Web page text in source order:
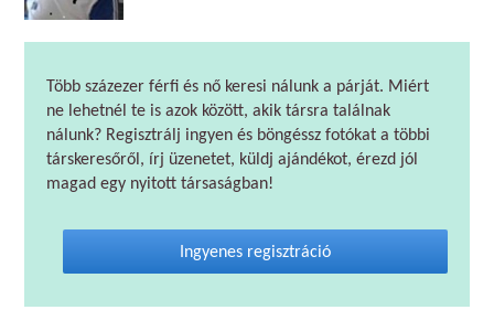
Több százezer férfi és nő keresi nálunk a párját. Miért
ne lehetnél te is azok között, akik társra találnak
nálunk? Regisztrálj ingyen és böngéssz fotókat a többi
társkeresőről, írj üzenetet, küldj ajándékot, érezd jól
magad egy nyitott társaságban!
Ingyenes regisztráció